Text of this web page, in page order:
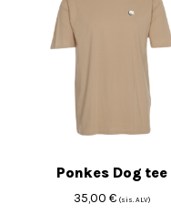
Ponkes Dog tee
35,00€ (sis. ALV)